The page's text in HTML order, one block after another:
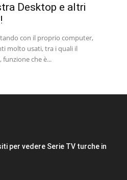
Desktop e altri
con il proprio computer,
molto usati, tra i quali il
che è...
per vedere Serie TV turche in